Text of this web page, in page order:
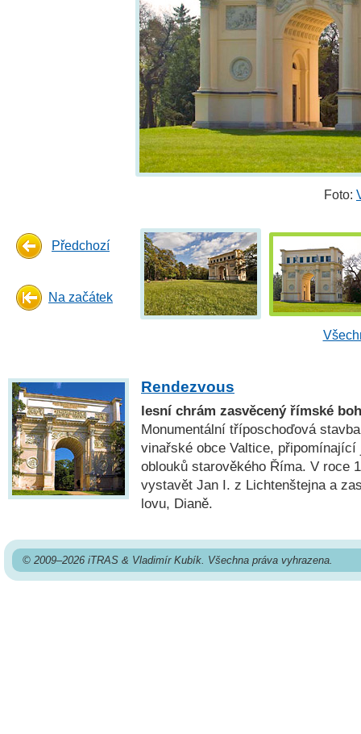
Foto:
Předchozí
Na začátek
Rendezvous
lesní chrám zasvěcený římské
Monumentální tříposchoďová
vinařské obce Valtice,
oblouků starověkého Říma. V roce
vystavět Jan I. z Lichtenštejna a
lovu, Dianě.
© 2009–2026 iTRAS & Vladimír Kubík. Všechna práva vyhrazena.